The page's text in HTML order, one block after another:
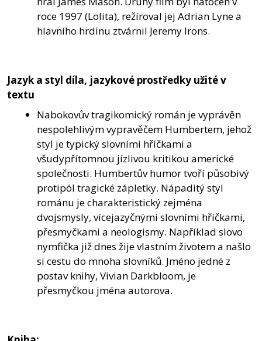
roce 1997 (Lolita), režíroval jej Adrian Lyne a
hlavního hrdinu ztvárnil Jeremy Irons.
Jazyk a styl díla, jazykové prostředky užité v
textu
Nabokovův tragikomický román je vyprávěn
nespolehlivým vypravěčem Humbertem, jehož
styl je typický slovními hříčkami a
všudypřítomnou jízlivou kritikou americké
společnosti. Humbertův humor tvoří působivý
protipól tragické zápletky. Nápaditý styl
románu je charakteristický zejména
dvojsmysly, vícejazyčnými slovními hříčkami,
přesmyčkami a neologismy. Například slovo
nymfička již dnes žije vlastním životem a našlo
si cestu do mnoha slovníků. Jméno jedné z
postav knihy, Vivian Darkbloom, je
přesmyčkou jména autorova.